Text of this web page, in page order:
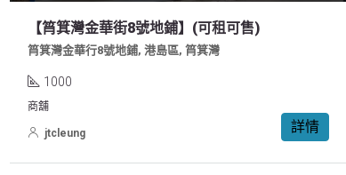
【筲箕灣金華街8號地鋪】(可租可售)
筲箕灣金華行8號地鋪, 港島區, 筲箕灣
1000
商舖
詳情
jtcleung